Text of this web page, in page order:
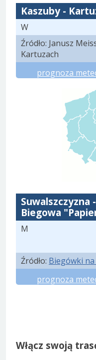
Kaszuby -
W
Źródło: Janusz
Kartuzach
prognoza
Suwalszczyzna
Biegowa
M
Źródło: Biegówki
prognoza
Włącz swoją